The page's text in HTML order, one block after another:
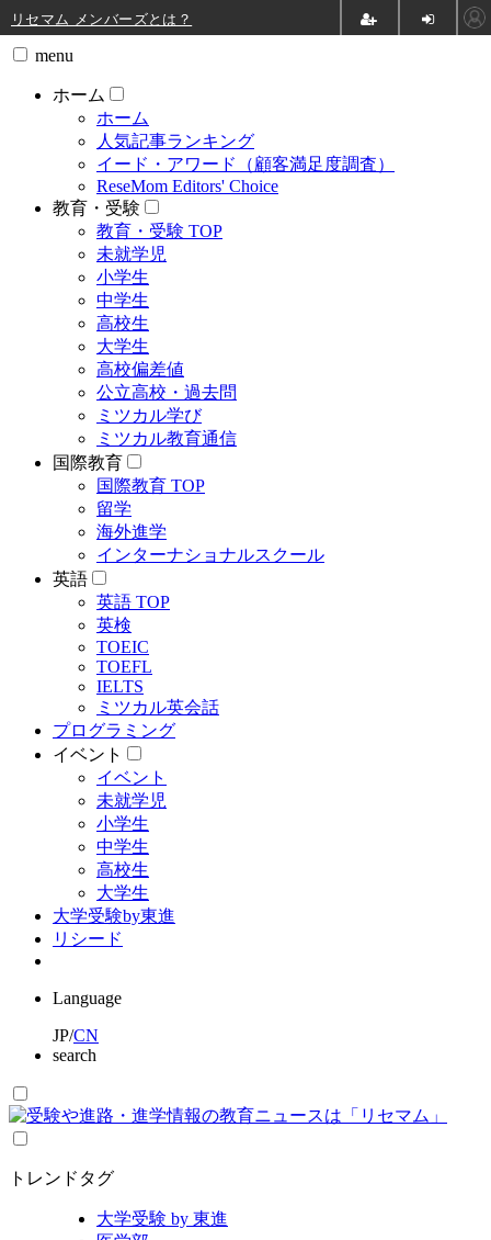
menu
ホーム
ホーム
人気記事ランキング
イード・アワード（顧客満足度調査）
ReseMom Editors' Choice
教育・受験
教育・受験 TOP
未就学児
小学生
中学生
高校生
大学生
高校偏差値
公立高校・過去問
ミツカル学び
ミツカル教育通信
国際教育
国際教育 TOP
留学
海外進学
インターナショナルスクール
英語
英語 TOP
英検
TOEIC
TOEFL
IELTS
ミツカル英会話
プログラミング
イベント
イベント
未就学児
小学生
中学生
高校生
大学生
大学受験by東進
リシード
Language
JP/CN
search
トレンドタグ
大学受験 by 東進
リセマム メンバーズ